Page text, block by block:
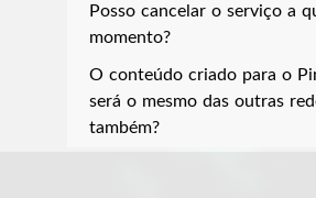
Posso cancelar o serviço a
momento?
O conteúdo criado para o
será o mesmo das outras
também?